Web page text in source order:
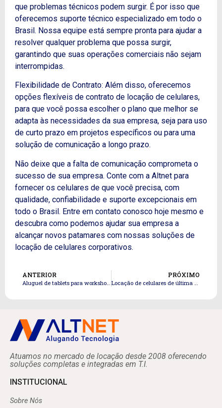
que problemas técnicos podem surgir. É por isso que
oferecemos suporte técnico especializado em todo o
Brasil. Nossa equipe está sempre pronta para ajudar a
resolver qualquer problema que possa surgir,
garantindo que suas operações comerciais não sejam
interrompidas.
Flexibilidade de Contrato: Além disso, oferecemos
opções flexíveis de contrato de locação de celulares,
para que você possa escolher o plano que melhor se
adapta às necessidades da sua empresa, seja para uso
de curto prazo em projetos específicos ou para uma
solução de comunicação a longo prazo.
Não deixe que a falta de comunicação comprometa o
sucesso de sua empresa. Conte com a Altnet para
fornecer os celulares de que você precisa, com
qualidade, confiabilidade e suporte excepcionais em
todo o Brasil. Entre em contato conosco hoje mesmo e
descubra como podemos ajudar sua empresa a
alcançar novos patamares com nossas soluções de
locação de celulares corporativos.
ANTERIOR PRÓXIMO
Atuamos no mercado de locação desde 2008 oferecendo
soluções completas e integradas em T.I.
INSTITUCIONAL
Sobre Nós